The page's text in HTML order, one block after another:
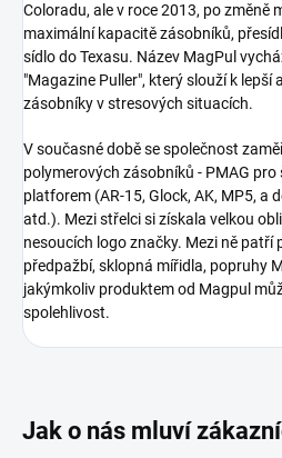
Coloradu, ale v roce 2013, po změně
maximální kapacitě zásobníků,
sídlo do Texasu. Název MagPul
"Magazine Puller", který slouží k lepší
zásobníky v stresových situacích.
V současné době se společnost
polymerových zásobníků - PMAG
platforem (AR-15, Glock, AK, MP5, a
atd.). Mezi střelci si získala velkou
nesoucích logo značky. Mezi ně patří
předpažbí, sklopná mířidla, popruhy
jakýmkoliv produktem od Magpul
spolehlivost.